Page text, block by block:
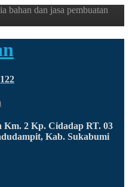
bahan dan jasa pembuatan
2 Kp. Cidadap RT. 03
Kab. Sukabumi